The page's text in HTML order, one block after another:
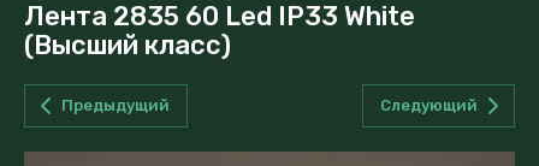
Лента 2835 60 Led IP33 White
(Высший класс)
Предыдущий Следующий